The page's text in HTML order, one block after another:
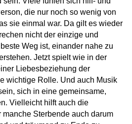
die nur noch so wenig von
sie einmal war. Da gilt es wieder
nicht der einzige und
Weg ist, einander nahe zu
Jetzt spielt wie in der
Liebesbeziehung der
wichtige Rolle. Und auch Musik
sich in eine gemeinsame,
Vielleicht hilft auch die
manche Sterbende auch darum